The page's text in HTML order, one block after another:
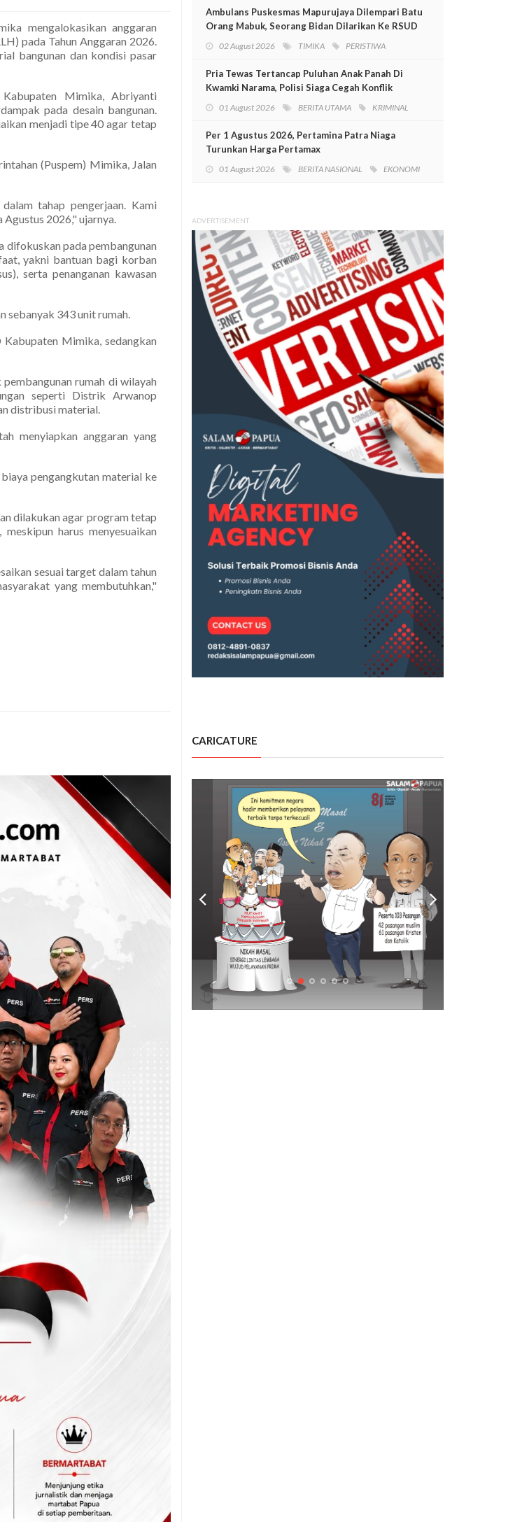
mengalokasikan anggaran
pada Tahun Anggaran 2026.
bangunan dan kondisi pasar
Kabupaten Mimika, Abriyanti
pada desain bangunan.
menjadi tipe 40 agar tetap
(Puspem) Mimika, Jalan
tahap pengerjaan. Kami
2026," ujarnya.
difokuskan pada pembangunan
yakni bantuan bagi korban
serta penanganan kawasan
sebanyak 343 unit rumah.
Mimika, sedangkan
rumah di wilayah
seperti Distrik Arwanop
distribusi material.
menyiapkan anggaran yang
pengangkutan material ke
dilakukan agar program tetap
harus menyesuaikan
sesuai target dalam tahun
yang membutuhkan,"
Ambulans Puskesmas Mapurujaya Dilempari Batu
Orang Mabuk, Seorang Bidan Dilarikan Ke RSUD
02 August 2026 TIMIKA PERISTIWA
Pria Tewas Tertancap Puluhan Anak Panah Di
Kwamki Narama, Polisi Siaga Cegah Konflik
01 August 2026 BERITA UTAMA KRIMINAL
Per 1 Agustus 2026, Pertamina Patra Niaga
Turunkan Harga Pertamax
01 August 2026 BERITA NASIONAL EKONOMI
ADVERTISEMENT
CARICATURE